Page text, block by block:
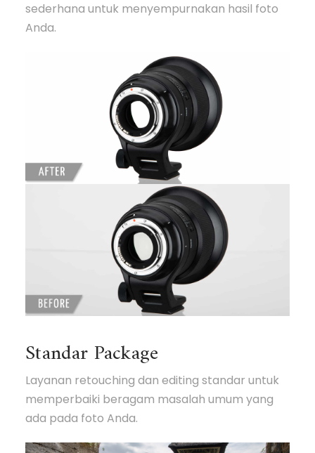
sederhana untuk menyempurnakan hasil foto
Anda.
Standar Package
Layanan retouching dan editing standar untuk
memperbaiki beragam masalah umum yang
ada pada foto Anda.